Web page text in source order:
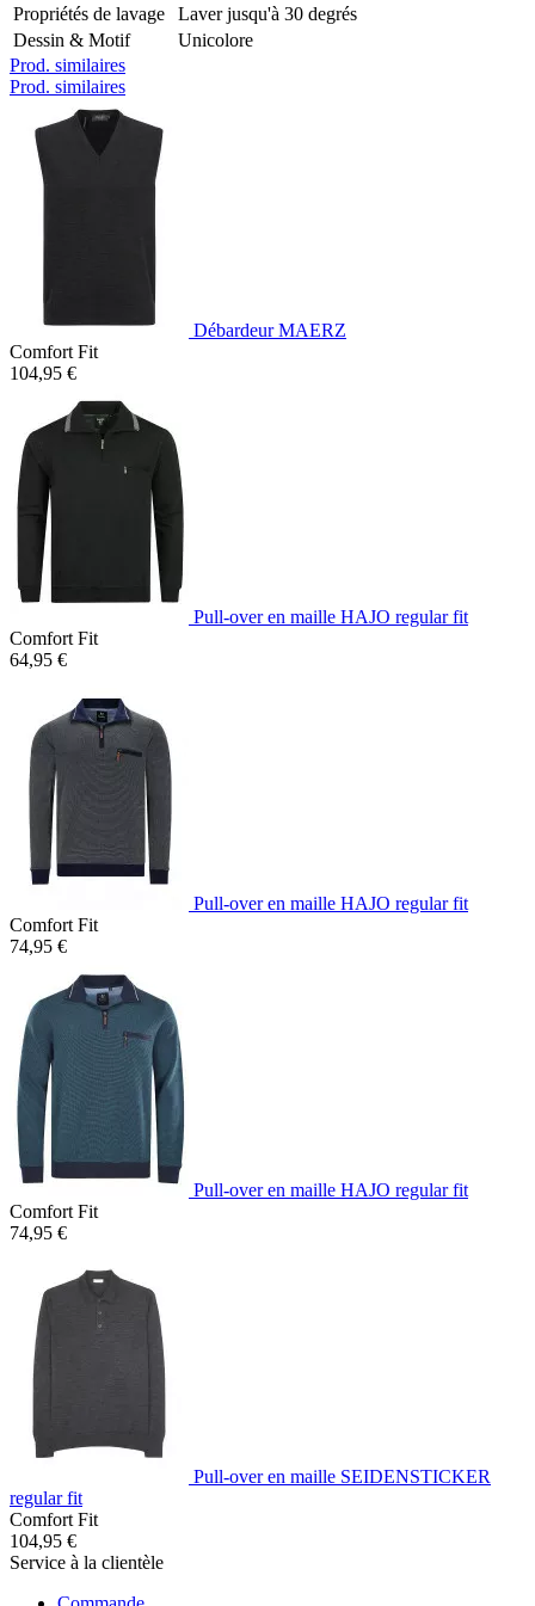
Propriétés de lavage
Laver jusqu'à 30 degrés
Dessin & Motif
Unicolore
Prod. similaires
Prod. similaires
Débardeur MAERZ
Comfort Fit
104,95 €
Pull-over en maille HAJO regular fit
Comfort Fit
64,95 €
Pull-over en maille HAJO regular fit
Comfort Fit
74,95 €
Pull-over en maille HAJO regular fit
Comfort Fit
74,95 €
Pull-over en maille SEIDENSTICKER
regular fit
Comfort Fit
104,95 €
Service à la clientèle